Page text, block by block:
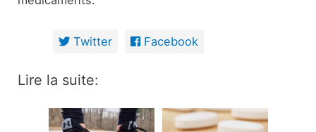
Twitter Facebook
Lire la suite: